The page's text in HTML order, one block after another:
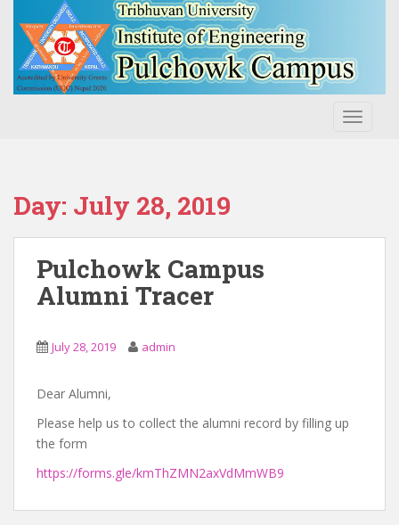
Day: July 28, 2019
Pulchowk Campus
Alumni Tracer
July 28, 2019 admin
Dear Alumni,
Please help us to collect the alumni record by filling up
the form
https://forms.gle/kmThZMN2axVdMmWB9